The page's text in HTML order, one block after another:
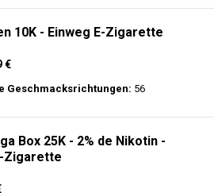
10K - Einweg E-Zigarette
€
Geschmacksrichtungen: 56
Box 25K - 2% de Nikotin -
Zigarette